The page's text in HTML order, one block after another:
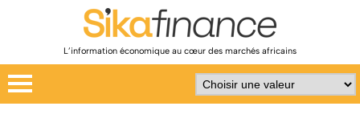
L’information économique au cœur des marchés africains